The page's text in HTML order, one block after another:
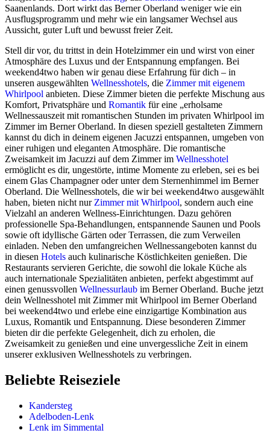
Saanenlands. Dort wirkt das Berner Oberland weniger wie ein
Ausflugsprogramm und mehr wie ein langsamer Wechsel aus
Aussicht, guter Luft und bewusst freier Zeit.
Stell dir vor, du trittst in dein Hotelzimmer ein und wirst von einer
Atmosphäre des Luxus und der Entspannung empfangen. Bei
weekend4two haben wir genau diese Erfahrung für dich – in
unseren ausgewählten Wellnesshotels, die Zimmer mit eigenem
Whirlpool anbieten. Diese Zimmer bieten die perfekte Mischung aus
Komfort, Privatsphäre und Romantik für eine „erholsame
Wellnessauszeit mit romantischen Stunden im privaten Whirlpool im
Zimmer im Berner Oberland. In diesen speziell gestalteten Zimmern
kannst du dich in deinem eigenen Jacuzzi entspannen, umgeben von
einer ruhigen und eleganten Atmosphäre. Die romantische
Zweisamkeit im Jacuzzi auf dem Zimmer im Wellnesshotel
ermöglicht es dir, ungestörte, intime Momente zu erleben, sei es bei
einem Glas Champagner oder unter dem Sternenhimmel im Berner
Oberland. Die Wellnesshotels, die wir bei weekend4two ausgewählt
haben, bieten nicht nurZimmer mit Whirlpool, sondern auch eine
Vielzahl an anderen Wellness-Einrichtungen. Dazu gehören
professionelle Spa-Behandlungen, entspannende Saunen und Pools
sowie oft idyllische Gärten oder Terrassen, die zum Verweilen
einladen. Neben den umfangreichen Wellnessangeboten kannst du
in diesen Hotels auch kulinarische Köstlichkeiten genießen. Die
Restaurants servieren Gerichte, die sowohl die lokale Küche als
auch internationale Spezialitäten anbieten, perfekt abgestimmt auf
einen genussvollen Wellnessurlaub im Berner Oberland. Buche jetzt
dein Wellnesshotel mit Zimmer mit Whirlpool im Berner Oberland
bei weekend4two und erlebe eine einzigartige Kombination aus
Luxus, Romantik und Entspannung. Diese besonderen Zimmer
bieten dir die perfekte Gelegenheit, dich zu erholen, die
Zweisamkeit zu genießen und eine unvergessliche Zeit in einem
unserer exklusiven Wellnesshotels zu verbringen.
Beliebte Reiseziele
Kandersteg
Adelboden-Lenk
Lenk im Simmental